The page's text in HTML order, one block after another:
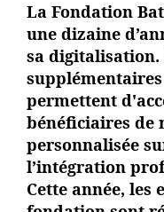
La Fondation
une dizaine
sa digitalisation.
supplémentaires
permettent
bénéficiaires de
personnalisée
l’intégration
Cette année,